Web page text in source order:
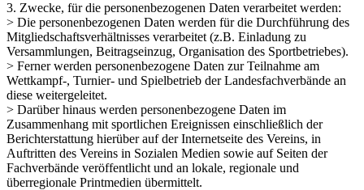
3. Zwecke, für die personenbezogenen Daten verarbeitet werden:
> Die personenbezogenen Daten werden für die Durchführung des
Mitgliedschaftsverhältnisses verarbeitet (z.B. Einladung zu
Versammlungen, Beitragseinzug, Organisation des Sportbetriebes).
> Ferner werden personenbezogene Daten zur Teilnahme am
Wettkampf-, Turnier- und Spielbetrieb der Landesfachverbände an
diese weitergeleitet.
> Darüber hinaus werden personenbezogene Daten im
Zusammenhang mit sportlichen Ereignissen einschließlich der
Berichterstattung hierüber auf der Internetseite des Vereins, in
Auftritten des Vereins in Sozialen Medien sowie auf Seiten der
Fachverbände veröffentlicht und an lokale, regionale und
überregionale Printmedien übermittelt.